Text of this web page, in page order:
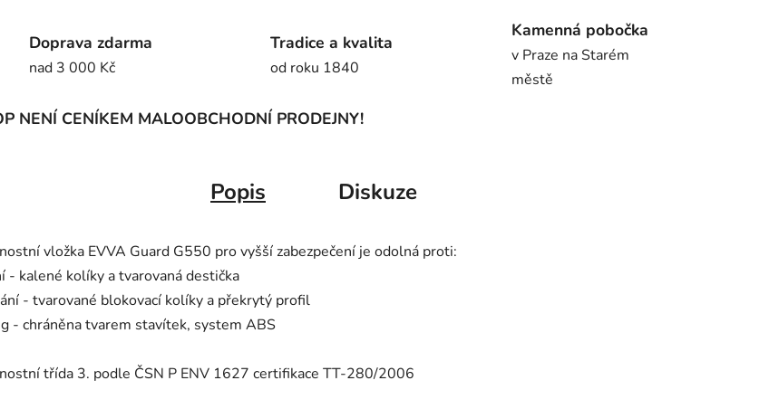
Doprava zdarma
nad 3 000 Kč
Tradice a kvalita
od roku 1840
Kamenná pobočka
v Praze na Starém
městě
NENÍ CENÍKEM MALOOBCHODNÍ PRODEJNY!
Popis Diskuze
vložka EVVA Guard G550 pro vyšší zabezpečení je odolná proti:
- kalené kolíky a tvarovaná destička
- tvarované blokovací kolíky a překrytý profil
- chráněna tvarem stavítek, system ABS
třída 3. podle ČSN P ENV 1627 certifikace TT-280/2006